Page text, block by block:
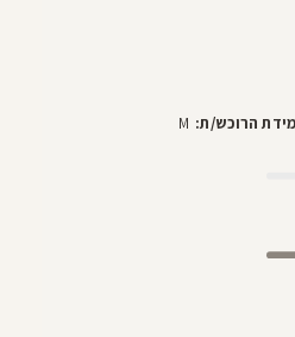
מידת הרוכש/ת: M